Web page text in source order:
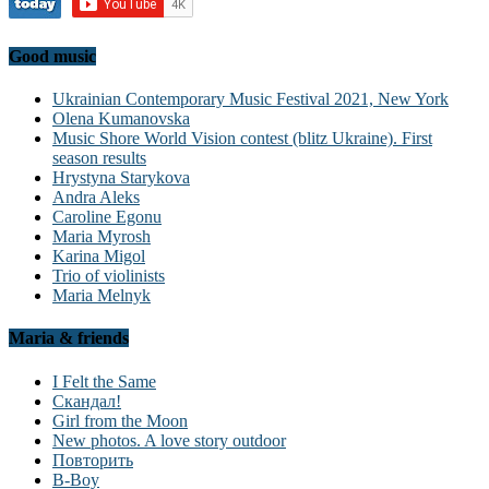
Good music
Ukrainian Contemporary Music Festival 2021, New York
Olena Kumanovska
Music Shore World Vision contest (blitz Ukraine). First
season results
Hrystyna Starykova
Andra Aleks
Caroline Egonu
Maria Myrosh
Karina Migol
Trio of violinists
Maria Melnyk
Maria & friends
I Felt the Same
Скандал!
Girl from the Moon
New photos. A love story outdoor
Повторить
B-Boy